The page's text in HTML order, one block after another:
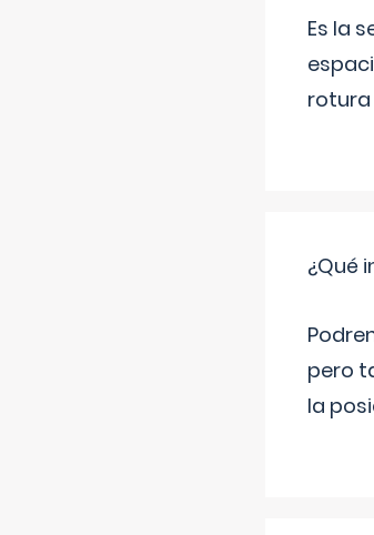
Es la
rotura
¿Qué
pero
la